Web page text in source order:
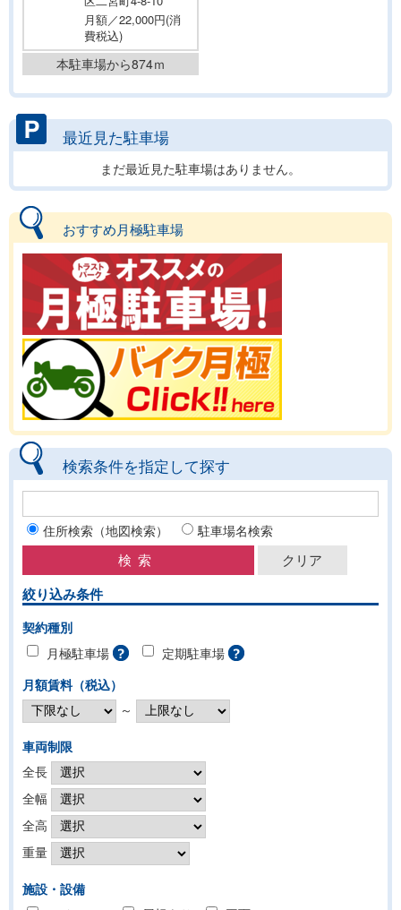
月額／22,000円(消
費税込)
本駐車場から874ｍ
最近見た駐車場
まだ最近見た駐車場はありません。
おすすめ月極駐車場
検索条件を指定して探す
住所検索（地図検索） 駐車場名検索
絞り込み条件
契約種別
月極駐車場
定期駐車場
月額賃料（税込）
～
車両制限
全長
全幅
全高
重量
施設・設備